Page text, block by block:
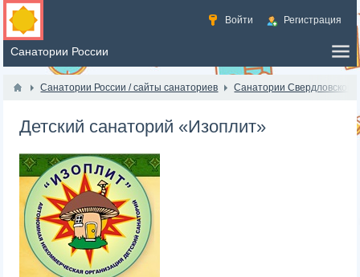
Войти Регистрация
Санатории России / сайты санаториев Санатории Свердловской
Детский санаторий «Изоплит»